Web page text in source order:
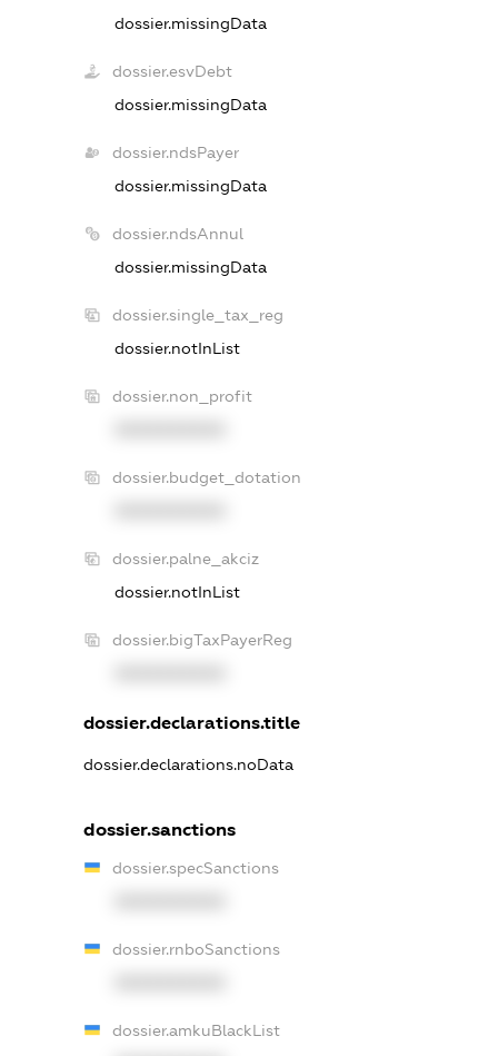
dossier.missingData
dossier.esvDebt
dossier.missingData
dossier.ndsPayer
dossier.missingData
dossier.ndsAnnul
dossier.missingData
dossier.single_tax_reg
dossier.notInList
dossier.non_profit
dossier.budget_dotation
dossier.palne_akciz
dossier.notInList
dossier.bigTaxPayerReg
dossier.declarations.title
dossier.declarations.noData
dossier.sanctions
dossier.specSanctions
dossier.rnboSanctions
dossier.amkuBlackList